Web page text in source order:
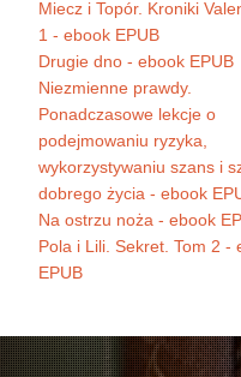
Miecz i Topór. Kroniki
1 - ebook EPUB
Drugie dno - ebook EPUB
Niezmienne prawdy.
Ponadczasowe lekcje o
podejmowaniu ryzyka,
wykorzystywaniu szans i
dobrego życia - ebook
Na ostrzu noża - ebook
Pola i Lili. Sekret. Tom 2 -
EPUB